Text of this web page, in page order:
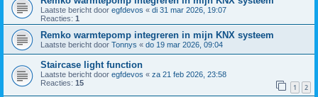
Laatste bericht door egfdevos « di 31 mar 2026, 19:07
Reacties: 1
Remko warmtepomp integreren in mijn KNX systeem
Laatste bericht door Tonnys « do 19 mar 2026, 09:04
Staircase light function
Laatste bericht door egfdevos « za 21 feb 2026, 23:58
Reacties: 15 1 2